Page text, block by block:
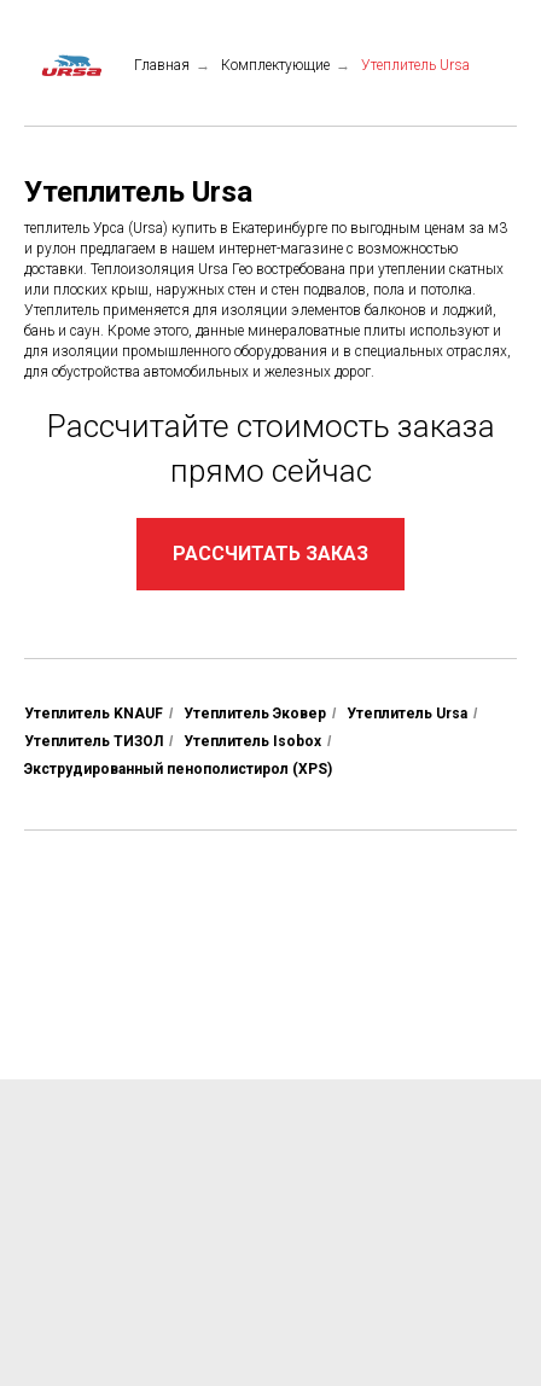
Главная → Комплектующие → Утеплитель Ursa
Утеплитель Ursa
теплитель Урса (Ursa) купить в Екатеринбурге по выгодным ценам за м3
и рулон предлагаем в нашем интернет-магазине с возможностью
доставки. Теплоизоляция Ursa Гео востребована при утеплении скатных
или плоских крыш, наружных стен и стен подвалов, пола и потолка.
Утеплитель применяется для изоляции элементов балконов и лоджий,
бань и саун. Кроме этого, данные минераловатные плиты используют и
для изоляции промышленного оборудования и в специальных отраслях,
для обустройства автомобильных и железных дорог.
Рассчитайте стоимость заказа
прямо сейчас
РАССЧИТАТЬ ЗАКАЗ
Утеплитель KNAUF / Утеплитель Эковер / Утеплитель Ursa /
Утеплитель ТИЗОЛ / Утеплитель Isobox /
Экструдированный пенополистирол (XPS)